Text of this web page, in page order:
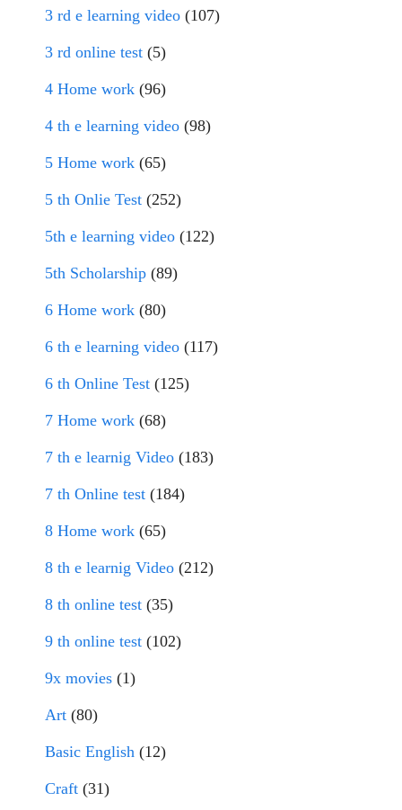
3 rd e learning video (107)
3 rd online test (5)
4 Home work (96)
4 th e learning video (98)
5 Home work (65)
5 th Onlie Test (252)
5th e learning video (122)
5th Scholarship (89)
6 Home work (80)
6 th e learning video (117)
6 th Online Test (125)
7 Home work (68)
7 th e learnig Video (183)
7 th Online test (184)
8 Home work (65)
8 th e learnig Video (212)
8 th online test (35)
9 th online test (102)
9x movies (1)
Art (80)
Basic English (12)
Craft (31)